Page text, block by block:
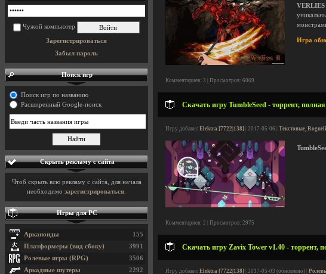
Игра
Комментариев: 3 | Просмотров: 6069
Скачать игру TumbleSeed - торрент, полная
Игру добавил Elektra [7722|138] | 2017-05-06 | Текстовые,
Комментариев: 2 | Просмотров: 2975
Скачать игру Zavix Tower v1.40 - торрент,
Игру добавил Elektra [7722|138] | 2017-05-03 (обновлено) |
Чужой компьютер
Зарегистрироваться
Забыл пароль
Поиск игр
Поиск игр по названию
Расширенный Google-поиск
Скрыть рекламу с сайта
Чтоб скрыть всю рекламу с сайта, для начала
необходимо зарегистрироваться
Игры для PC
155
Арканоиды
3991
Платформеры (вид сбоку)
3506
Ролевые игры (RPG)
2292
Аркадные шутеры